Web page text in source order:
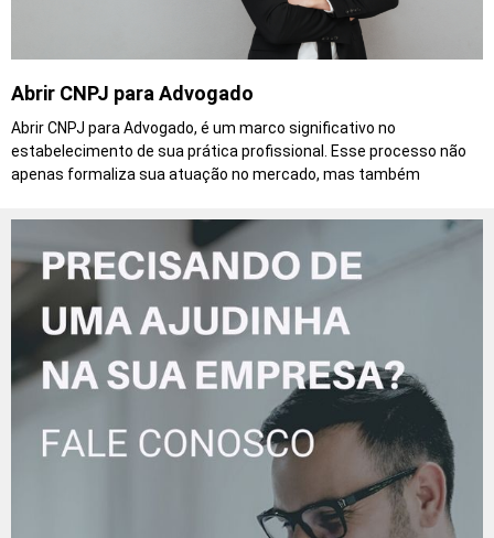
Abrir CNPJ para Advogado
Abrir CNPJ para Advogado, é um marco significativo no
estabelecimento de sua prática profissional. Esse processo não
apenas formaliza sua atuação no mercado, mas também